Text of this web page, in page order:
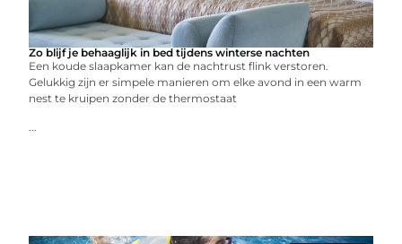
Zo blijf je behaaglijk in bed tijdens winterse nachten
Een koude slaapkamer kan de nachtrust flink verstoren.
Gelukkig zijn er simpele manieren om elke avond in een warm
nest te kruipen zonder de thermostaat
...